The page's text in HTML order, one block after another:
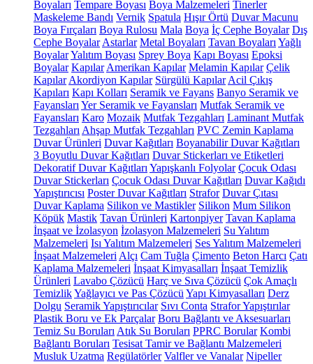
Boyaları Tempare Boyası Boya Malzemeleri Tinerler
Maskeleme Bandı Vernik Spatula Hışır Örtü Duvar Macunu
Boya Fırçaları Boya Rulosu Mala Boya İç Cephe Boyalar Dış
Cephe Boyalar Astarlar Metal Boyaları Tavan Boyaları Yağlı
BoyalarYalıtım Boyası Sprey Boya Kapı Boyası Epoksi
Boyalar Kapılar Amerikan Kapılar Melamin Kapılar Çelik
Kapılar Akordiyon Kapılar Sürgülü Kapılar Acil Çıkış
Kapıları Kapı Kolları Seramik ve Fayans Banyo Seramik ve
Fayansları Yer Seramik ve Fayansları Mutfak Seramik ve
Fayansları Karo Mozaik Mutfak Tezgahları Laminant Mutfak
Tezgahları Ahşap Mutfak Tezgahları PVC Zemin Kaplama
Duvar Ürünleri Duvar Kağıtları Boyanabilir Duvar Kağıtları
3 Boyutlu Duvar Kağıtları Duvar Stickerları ve Etiketleri
Dekoratif Duvar Kağıtları Yapışkanlı Folyolar Çocuk Odası
Duvar Stickerları Çocuk Odası Duvar Kağıtları Duvar Kağıdı
Yapıştırıcısı Poster Duvar Kağıtları Strafor Duvar Çıtası
Duvar Kaplama Silikon ve Mastikler Silikon Mum Silikon
Köpük Mastik Tavan Ürünleri Kartonpiyer Tavan Kaplama
İnşaat ve İzolasyon İzolasyon Malzemeleri Su Yalıtım
Malzemeleri Isı Yalıtım Malzemeleri Ses Yalıtım Malzemeleri
İnşaat Malzemeleri Alçı Cam Tuğla Çimento Beton Harcı Çatı
Kaplama Malzemeleri İnşaat Kimyasalları İnşaat Temizlik
Ürünleri Lavabo Çözücü Harç ve Sıva Çözücü Çok Amaçlı
TemizlikYağlayıcı ve Pas Çözücü Yapı Kimyasalları Derz
Dolgu Seramik Yapıştırıcılar Sıvı Conta Strafor Yapıştırılar
Plastik Boru ve Ek Parçalar Boru Bağlantı ve Aksesuarları
Temiz Su Boruları Atık Su Boruları PPRC Borular Kombi
Bağlantı Boruları Tesisat Tamir ve Bağlantı Malzemeleri
Musluk Uzatma Regülatörler Valfler ve Vanalar Nipeller